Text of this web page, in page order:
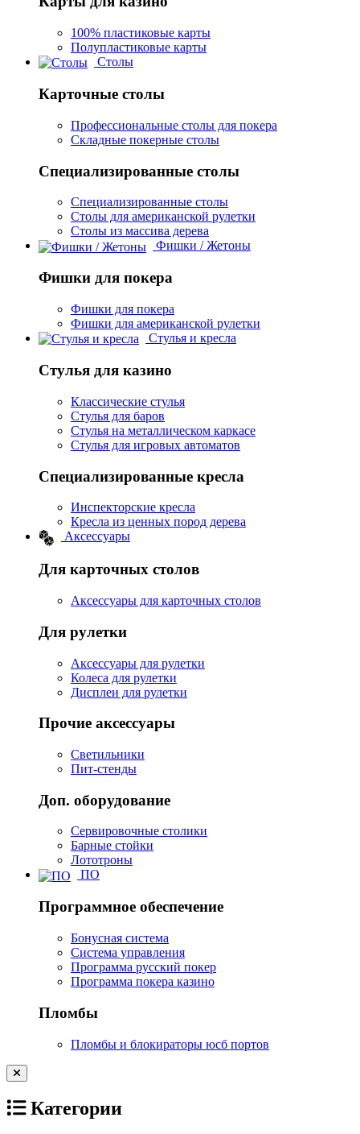
100% пластиковые карты
Полупластиковые карты
Столы
Карточные столы
Профессиональные столы для покера
Складные покерные столы
Специализированные столы
Специализированные столы
Столы для американской рулетки
Столы из массива дерева
Фишки / Жетоны
Фишки для покера
Фишки для покера
Фишки для американской рулетки
Стулья и кресла
Стулья для казино
Классические стулья
Стулья для баров
Стулья на металлическом каркасе
Стулья для игровых автоматов
Специализированные кресла
Инспекторские кресла
Кресла из ценных пород дерева
Аксессуары
Для карточных столов
Аксессуары для карточных столов
Для рулетки
Аксессуары для рулетки
Колеса для рулетки
Дисплеи для рулетки
Прочие аксессуары
Светильники
Пит-стенды
Доп. оборудование
Сервировочные столики
Барные стойки
Лототроны
ПО
Программное обеспечение
Бонусная система
Система управления
Программа русский покер
Программа покера казино
Пломбы
Пломбы и блокираторы юсб портов
Категории